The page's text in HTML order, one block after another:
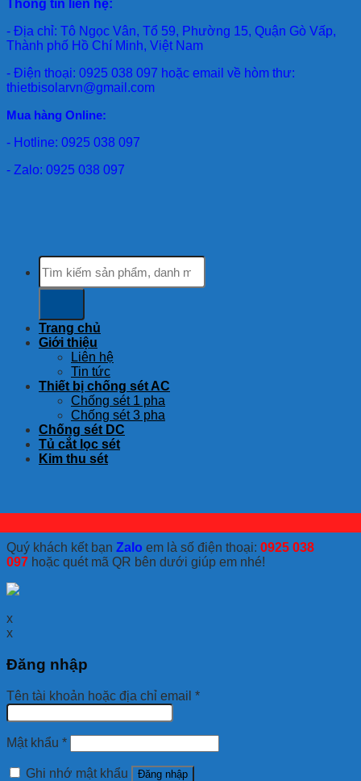
Thông tin liên hệ:
- Địa chỉ: Tô Ngọc Vân, Tổ 59, Phường 15, Quận Gò Vấp,
Thành phố Hồ Chí Minh, Việt Nam
- Điện thoại: 0925 038 097 hoặc email về hòm thư:
thietbisolarvn@gmail.com
Mua hàng Online:
- Hotline: 0925 038 097
- Zalo: 0925 038 097
Tìm
kiếm:
Trang chủ
Giới thiệu
Liên hệ
Tin tức
Thiết bị chống sét AC
Chống sét 1 pha
Chống sét 3 pha
Chống sét DC
Tủ cắt lọc sét
Kim thu sét
Quý khách kết bạn Zalo em là số điện thoại: 0925 038
097 hoặc quét mã QR bên dưới giúp em nhé!
x
x
Đăng nhập
Tên tài khoản hoặc địa chỉ email *
Mật khẩu *
Ghi nhớ mật khẩu Đăng nhập